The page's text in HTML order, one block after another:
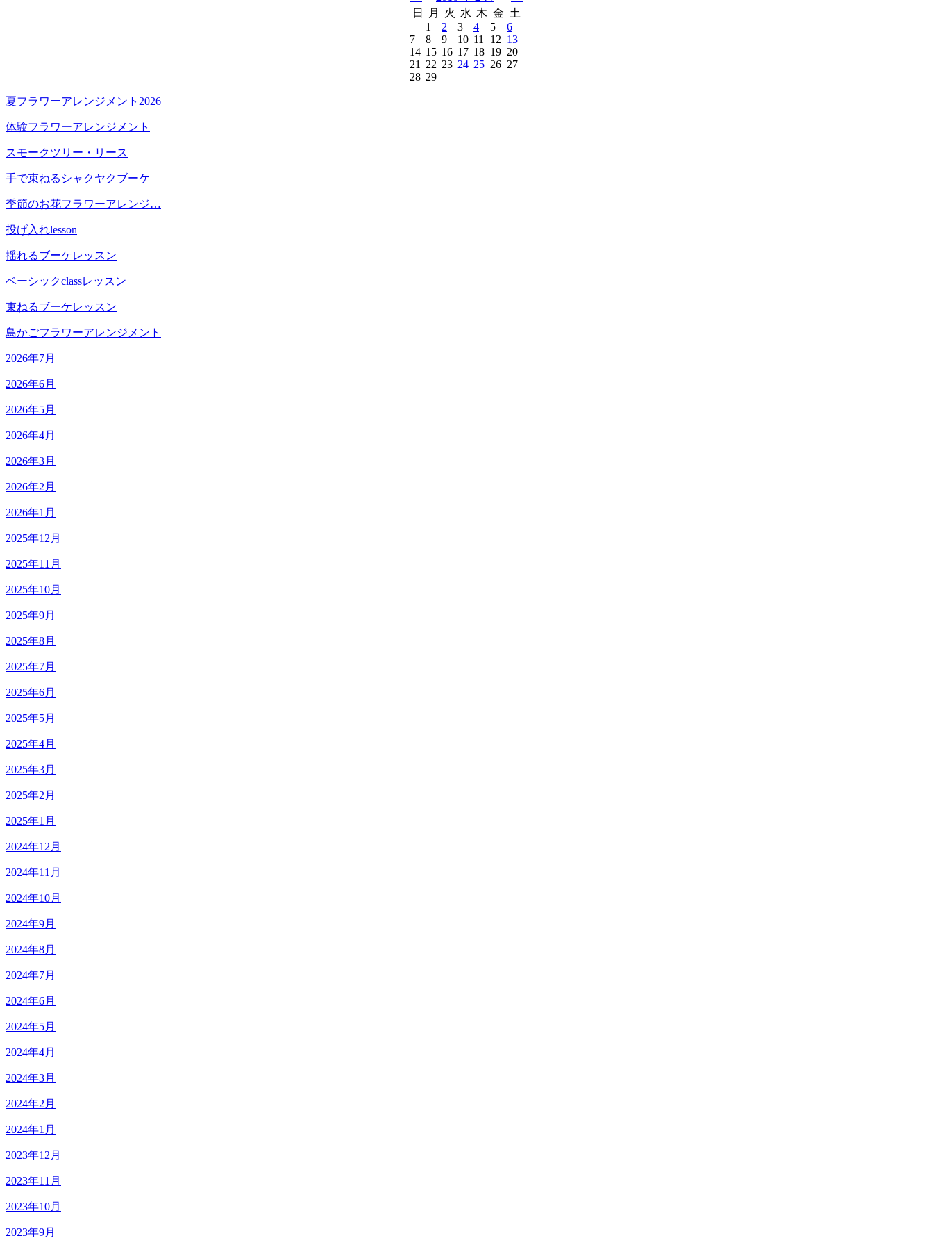
日
月 火 水 木 金 土
1
2 3 4 5
6
7
8 9 10 11 12 13
14 15 16 17 18 19 20
21
22 23 24 25 26 27
28 29
夏フラワーアレンジメント2026
体験フラワーアレンジメント
スモークツリー・リース
手で束ねるシャクヤクブーケ
季節のお花フラワーアレンジ…
投げ入れlesson
揺れるブーケレッスン
ベーシックclassレッスン
束ねるブーケレッスン
鳥かごフラワーアレンジメント
2026年7月
2026年6月
2026年5月
2026年4月
2026年3月
2026年2月
2026年1月
2025年12月
2025年11月
2025年10月
2025年9月
2025年8月
2025年7月
2025年6月
2025年5月
2025年4月
2025年3月
2025年2月
2025年1月
2024年12月
2024年11月
2024年10月
2024年9月
2024年8月
2024年7月
2024年6月
2024年5月
2024年4月
2024年3月
2024年2月
2024年1月
2023年12月
2023年11月
2023年10月
2023年9月